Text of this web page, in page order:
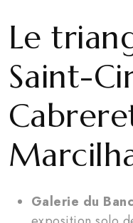
Le
Saint-
Galerie du